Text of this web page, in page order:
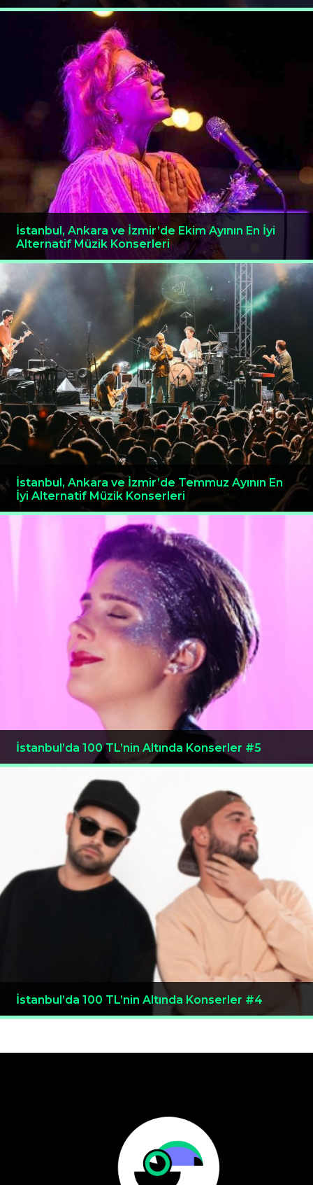
İstanbul, Ankara ve İzmir’de Ekim Ayının En İyi
Alternatif Müzik Konserleri
İstanbul, Ankara ve İzmir’de Temmuz Ayının En
İyi Alternatif Müzik Konserleri
İstanbul’da 100 TL’nin Altında Konserler #5
İstanbul’da 100 TL’nin Altında Konserler #4